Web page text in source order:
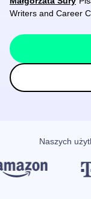
Writers and Career
Naszych